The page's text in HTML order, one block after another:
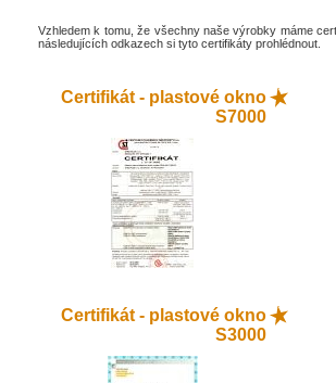
Vzhledem k tomu, že všechny naše výrobky máme
následujících odkazech si tyto certifikáty prohlédnout.
Certifikát - plastové okno
S7000
Certifikát - plastové okno
S3000